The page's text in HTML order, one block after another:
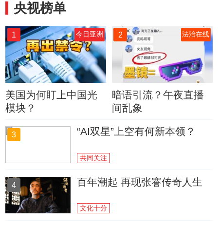
央视榜单
1 今日亚洲
美国为何盯上中国光
模块？
2 法治在线
暗语引流？午夜直播
间乱象
3 “AI双星”上空有何新本领？
共同关注
4 百年潮起 再现张謇传奇人生
文化十分